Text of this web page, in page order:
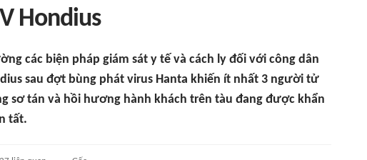
Hondius
các biện pháp giám sát y tế và cách ly đối với công dân
sau đợt bùng phát virus Hanta khiến ít nhất 3 người tử
sơ tán và hồi hương hành khách trên tàu đang được khẩn
tất.